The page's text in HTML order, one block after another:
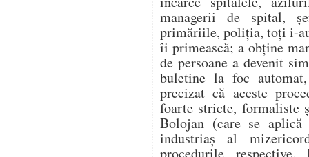
managerii de spital,
primăriile, poliția, toți i-
îi primească; a obține
de persoane a devenit
buletine la foc
precizat că aceste
foarte stricte, formaliste
Bolojan (care se
industriaș al
procedurile